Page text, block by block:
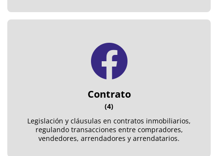
Contrato
(4)
Legislación y cláusulas en contratos inmobiliarios,
regulando transacciones entre compradores,
vendedores, arrendadores y arrendatarios.